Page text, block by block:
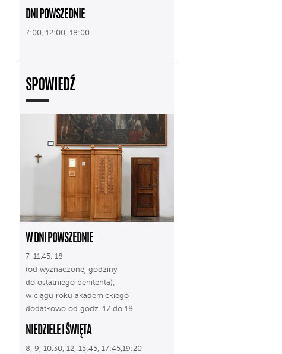
DNI POWSZEDNIE
7:00, 12:00, 18:00
SPOWIEDŹ
W DNI POWSZEDNIE
7, 11.45, 18
(od wyznaczonej godziny
do ostatniego penitenta);
w ciągu roku akademickiego
dodatkowo od godz. 17 do 18.
NIEDZIELE I ŚWIĘTA
8, 9, 10.30, 12, 15:45, 17:45,19:20